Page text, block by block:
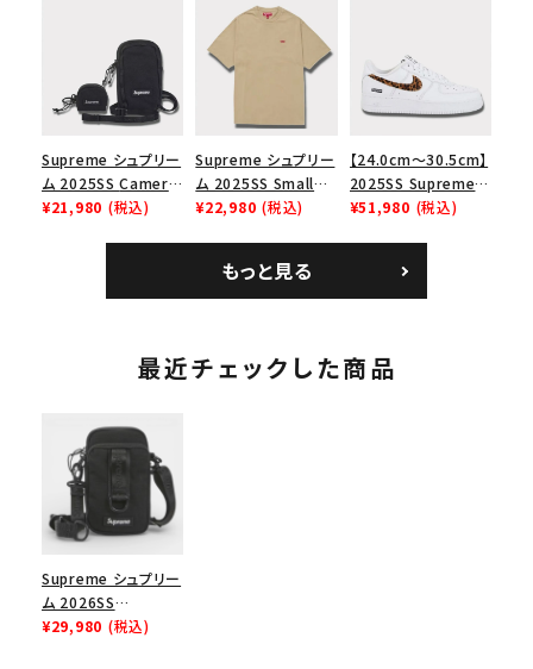
ューズ ホワイト
Box Logo Tee ファ
イヤーリリーフボック
スロゴTシャツ ホワ
イト 白
Supreme シュプリー
ム 2025SS Camera
Bag + Mini Pouch
¥21,980 (税込)
Supreme シュプリー
ム 2025SS Small
Box Tee スモールボ
¥22,980 (税込)
【24.0cm～30.5cm】
2025SS Supreme
GOODENOUGH
ムグッドイナフ ナイキ
エアフォース１スニー
¥51,980 (税込)
もっと見る
最近チェックした商品
Supreme シュプリー
ム 2026SS
Shoulder Bag ショ
¥29,980 (税込)